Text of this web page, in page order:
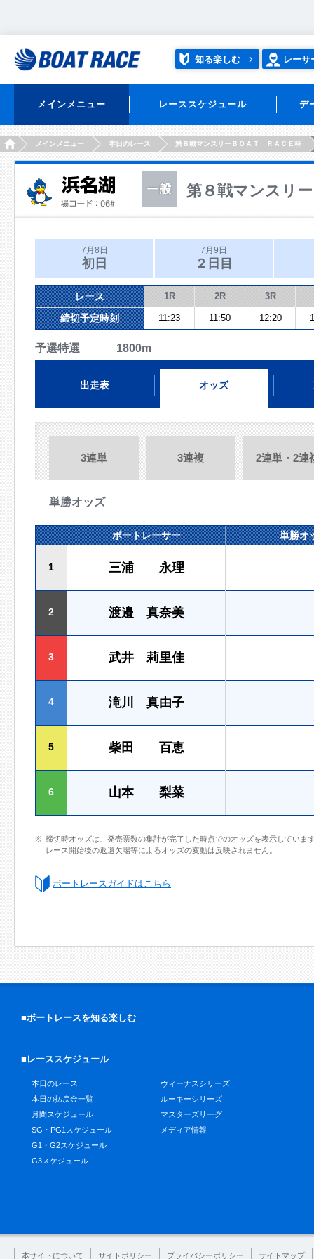
知る楽しむ レーサ
メインメニュー レーススケジュール デ
HOMEメインメニュー 本日のレース 第８戦マンスリーＢＯＡＴ ＲＡＣＥ杯
第８戦マンスリ
7月8日
初日
7月9日
２日目
レース 1R 2R 3R
締切予定時刻 11:23 11:50 12:20
予選特選 1800m
出走表 オッズ
3連単 3連複 2連単・2連
単勝オッズ
ボートレーサー 単勝オ
1 三浦 永理
2 渡邉 真奈美
3 武井 莉里佳
4 滝川 真由子
5 柴田 百恵
6 山本 梨菜
締切時オッズは、発売票数の集計が完了した時点でのオッズを表示していま
レース開始後の返還欠場等によるオッズの変動は反映されません。
ボートレースガイドはこちら
■ボートレースを知る楽しむ
■レーススケジュール
本日のレース
本日の払戻金一覧
月間スケジュール
SG・PG1スケジュール
G1・G2スケジュール
G3スケジュール
ヴィーナスシリーズ
ルーキーシリーズ
マスターズリーグ
メディア情報
本サイトについて サイトポリシー プライバシーポリシー サイトマップ